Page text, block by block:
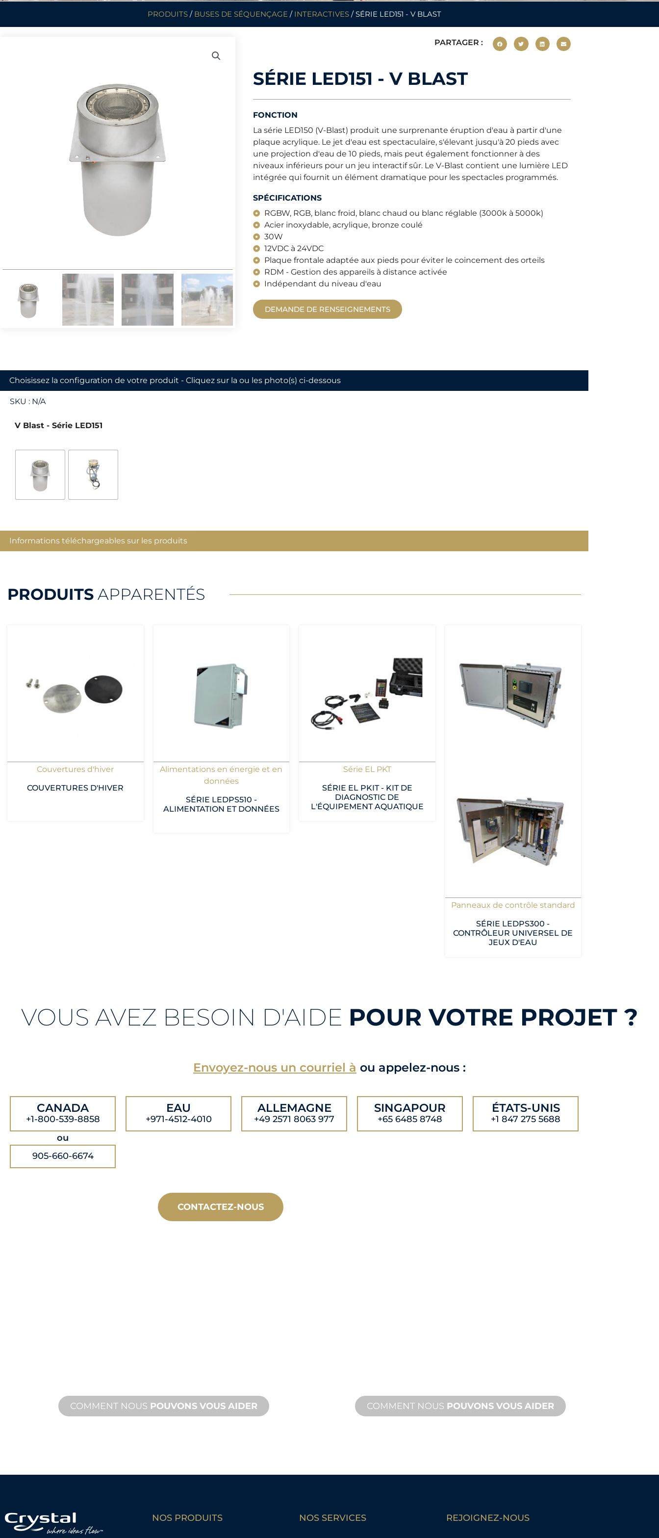
PRODUITS/ BUSES DE SÉQUENÇAGE / INTERACTIVES/ SÉRIE LED151 - V BLAST
PARTAGER :
SÉRIE LED151 - V BLAST
FONCTION
La série LED150 (V-Blast) produit une surprenante éruption d'eau à partir d'une
plaque acrylique. Le jet d'eau est spectaculaire, s'élevant jusqu'à 20 pieds avec
une projection d'eau de 10 pieds, mais peut également fonctionner à des
niveaux inférieurs pour un jeu interactif sûr. Le V-Blast contient une lumière LED
intégrée qui fournit un élément dramatique pour les spectacles programmés.
SPÉCIFICATIONS
RGBW, RGB, blanc froid, blanc chaud ou blanc réglable (3000k à 5000k)
Acier inoxydable, acrylique, bronze coulé
30W
12VDC à 24VDC
Plaque frontale adaptée aux pieds pour éviter le coincement des orteils
RDM - Gestion des appareils à distance activée
Indépendant du niveau d'eau
DEMANDE DE RENSEIGNEMENTS
Choisissez la configuration de votre produit - Cliquez sur la ou les photo(s) ci-dessous
SKU : N/A
V Blast - Série LED151
Informations téléchargeables sur les produits
PRODUITS APPARENTÉS
Couvertures d'hiver
COUVERTURES D'HIVER
Alimentations en énergie et en
données
SÉRIE LEDPS510 -
ALIMENTATION ET DONNÉES
Série EL PKT
SÉRIE EL PKIT - KIT DE
DIAGNOSTIC DE
L'ÉQUIPEMENT AQUATIQUE
Panneaux de contrôle standard
SÉRIE LEDPS300 -
CONTRÔLEUR UNIVERSEL DE
JEUX D'EAU
VOUS AVEZ BESOIN D'AIDE POUR VOTRE PROJET ?
Envoyez-nous un courriel à ou appelez-nous :
CANADA
+1-800-539-8858
ou
905-660-6674
EAU
+971-4512-4010
ALLEMAGNE
+49 2571 8063 977
SINGAPOUR
+65 6485 8748
ÉTATS-UNIS
+1 847 275 5688
CONTACTEZ-NOUS
COMMENT NOUS POUVONS VOUS AIDER COMMENT NOUS POUVONS VOUS AIDER
NOS PRODUITS NOS SERVICES REJOIGNEZ-NOUS